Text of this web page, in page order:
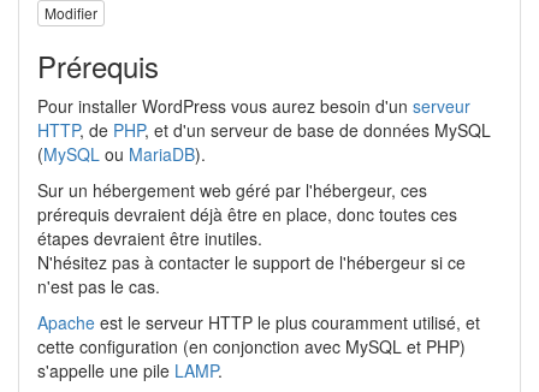
Modifier
Prérequis
Pour installer WordPress vous aurez besoin d'un serveur
HTTP, de PHP, et d'un serveur de base de données MySQL
(MySQL ou MariaDB).
Sur un hébergement web géré par l'hébergeur, ces
prérequis devraient déjà être en place, donc toutes ces
étapes devraient être inutiles.
N'hésitez pas à contacter le support de l'hébergeur si ce
n'est pas le cas.
Apache est le serveur HTTP le plus couramment utilisé, et
cette configuration (en conjonction avec MySQL et PHP)
s'appelle une pile LAMP.